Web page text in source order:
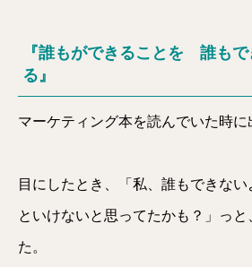
『誰もができることを 誰も
る』
マーケティング本を読んでいた時に
目にしたとき、「私、誰もできな
といけないと思ってたかも？」っ
た。